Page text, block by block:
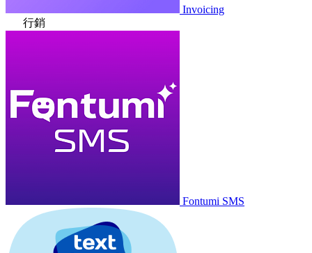
Invoicing
行銷
Fontumi SMS